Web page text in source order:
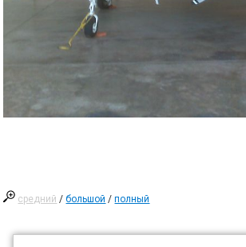
средний /большой /полный